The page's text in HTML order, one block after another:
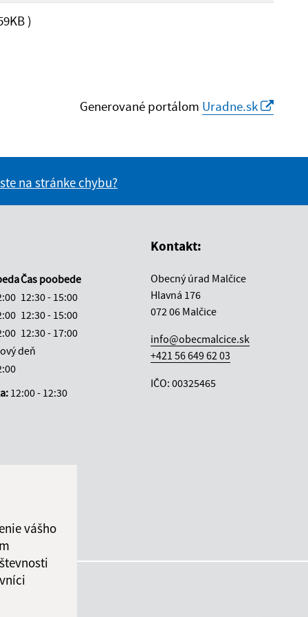
vášho
)
Generované portálom Uradne.sk
na stránke chybu?
Čas poobede
12:30 - 15:00
12:30 - 15:00
12:30 - 17:00
deň
12:00 - 12:30
Kontakt:
Obecný úrad Malčice
Hlavná 176
072 06 Malčice
info@obecmalcice.sk
+421 56 649 62 03
IČO: 00325465